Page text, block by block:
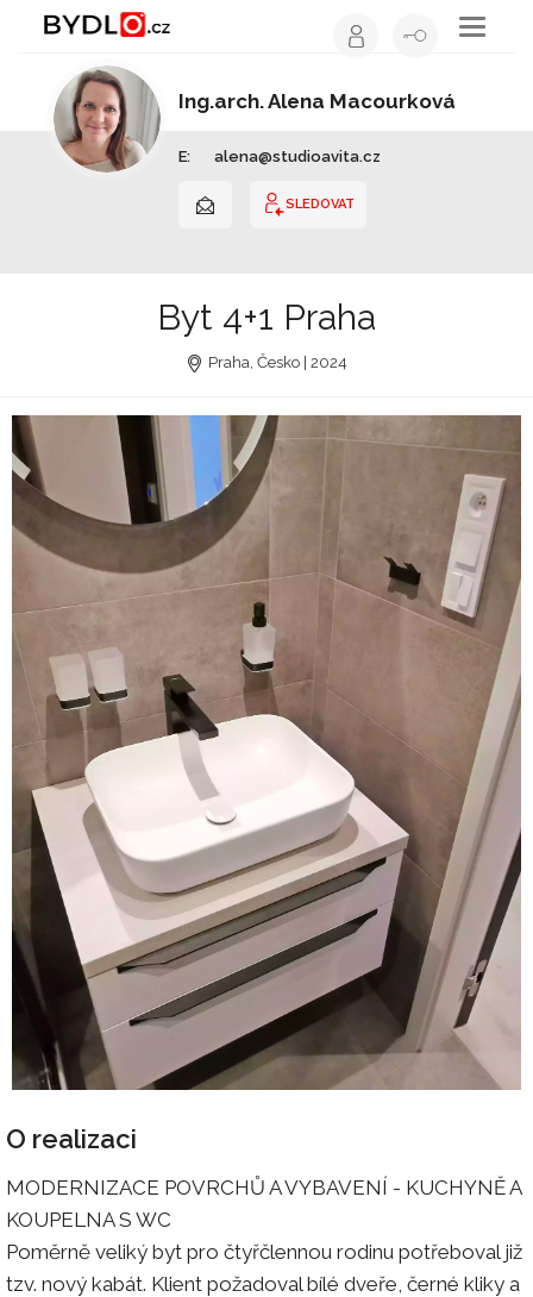
Toggle
Ing.arch. Alena Macourková
E: alena@studioavita.cz
SLEDOVAT
Byt 4+1 Praha
Praha, Česko | 2024
O realizaci
MODERNIZACE POVRCHŮ A VYBAVENÍ - KUCHYNĚ A
KOUPELNA S WC
Poměrně veliký byt pro čtyřčlennou rodinu potřeboval již
tzv. nový kabát. Klient požadoval bílé dveře, černé kliky a